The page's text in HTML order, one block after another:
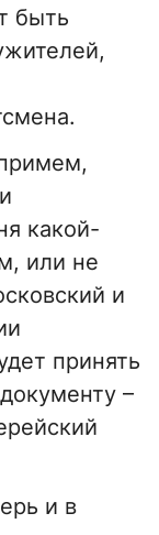
быть
какой-
или не
и
принять
–
и в